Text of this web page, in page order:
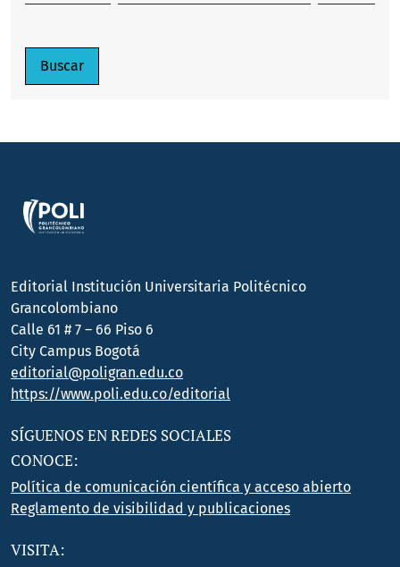
Buscar
Editorial Institución Universitaria Politécnico
Grancolombiano
Calle 61 # 7 – 66 Piso 6
City Campus Bogotá
editorial@poligran.edu.co
https://www.poli.edu.co/editorial
SÍGUENOS EN REDES SOCIALES
CONOCE:
Política de comunicación científica y acceso abierto
Reglamento de visibilidad y publicaciones
VISITA: